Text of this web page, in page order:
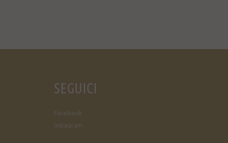
SEGUICI
Facebook
Instagram